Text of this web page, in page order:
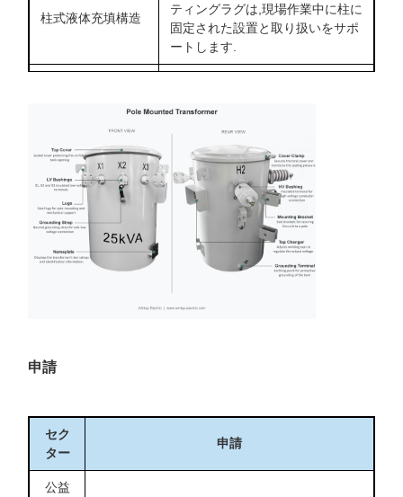
柱式液体充填構造
ティングラグは,現場作業中に柱に
固定された設置と取り扱いをサポ
ートします.
のラグ接続 サポートヘアヘッドラ
インの終了
120/240V 螺旋式
スプードセカンド
端子
3つの二次スロードストッド端末
は,典型的な単相120/240Vサービ
ス接続をサポートする.
5 ポジションの外
部のタップ交換器
2.5%のタップステップは,タンク
を開けずに定値タップ以上の電圧
調整を可能にします.
申請
セク
ター
申請
公益